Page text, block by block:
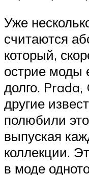
Уже
считаются
который,
острие моды
долго.
другие
полюбили
выпуская
коллекции.
в моде